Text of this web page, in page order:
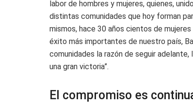
labor de hombres y mujeres, quienes,
distintas comunidades que hoy forman
mismos, hace 30 años cientos de
éxito más importantes de nuestro país,
comunidades la razón de seguir
una gran victoria”.
El compromiso es